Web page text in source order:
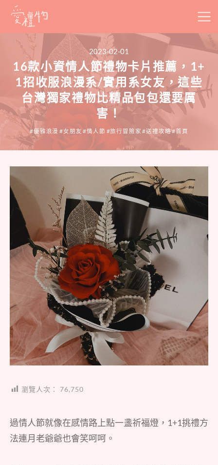
Skip
2023-02-01
16款小資情人節禮物卡片推薦，1+
1招收服浪漫系/實用系女友，這些
台灣獨家禮物比精品包包還要厲
害！
優雅浪漫 女朋友 情人節 旅行冒險家 送禮攻略 首頁
瀏覽人次： 76,750
過情人節就像在感情路上點一盞祈福燈，1+1挑禮方
法連月老爺爺也會笑呵呵。